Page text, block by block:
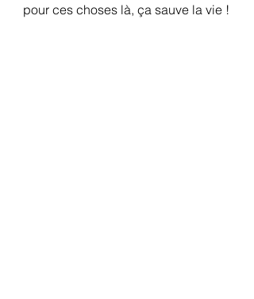
pour ces choses là, ça sauve la vie !